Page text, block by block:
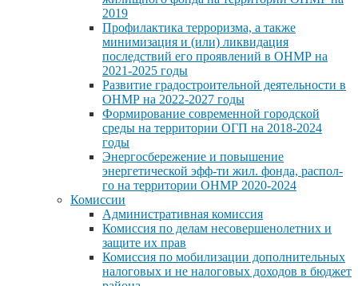
2019
Профилактика терроризма, а также
минимизация и (или) ликвидация
последствий его проявлений в ОНМР на
2021-2025 годы
Развитие градостроительной деятельности в
ОНМР на 2022-2027 годы
Формирование современной городской
среды на территории ОГП на 2018-2024
годы
Энергосбережение и повышение
энергетической эфф-ти жил. фонда, распол-
го на территории ОНМР 2020-2024
Комиссии
Административная комиссия
Комиссия по делам несовершенолетних и
защите их прав
Комиссия по мобилизации дополнительных
налоговых и не налоговых доходов в бюджет